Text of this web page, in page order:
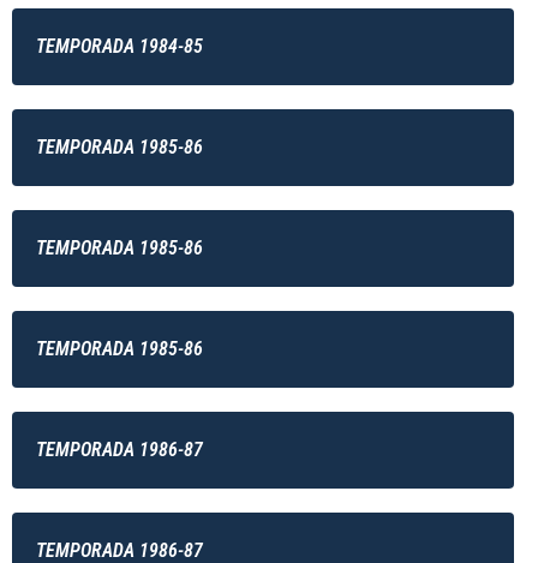
TEMPORADA 1984-85
TEMPORADA 1985-86
TEMPORADA 1985-86
TEMPORADA 1985-86
TEMPORADA 1986-87
TEMPORADA 1986-87